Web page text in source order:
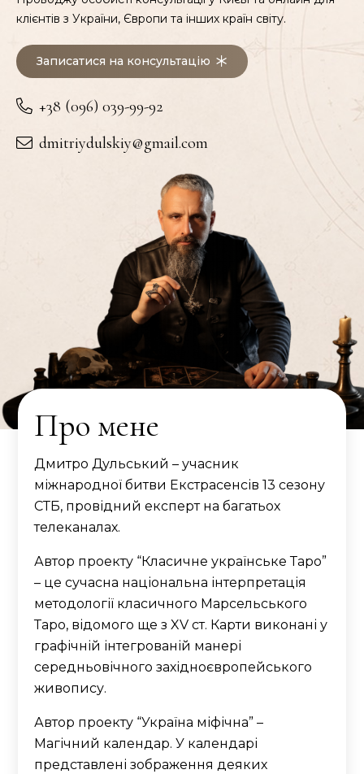
клієнтів з України, Європи та інших країн світу.
Записатися на консультацію
+38 (096) 039-99-92
dmitriydulskiy@gmail.com
Про мене
Дмитро Дульський – учасник
міжнародної битви Екстрасенсів 13 сезону
СТБ, провідний експерт на багатьох
телеканалах.
Автор проекту “Класичне українське Таро”
– це сучасна національна інтерпретація
методології класичного Марсельського
Таро, відомого ще з XV ст. Карти виконані у
графічній інтегрованій манері
середньовічного західноєвропейського
живопису.
Автор проекту “Україна міфічна” –
Магічний календар. У календарі
представлені зображення деяких